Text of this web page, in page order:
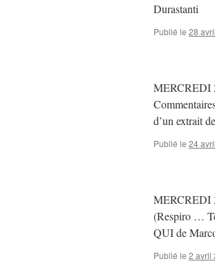
Durastanti
Publié le 28
MERCREDI
d’un extrait
Publié le 24
MERCREDI
(Respiro …
QUI de
Publié le 2 avril